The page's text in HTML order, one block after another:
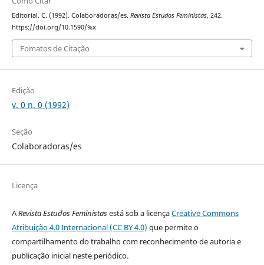
Editorial, C. (1992). Colaboradoras/es. Revista Estudos Feministas, 242.
https://doi.org/10.1590/%x
Fomatos de Citação
Edição
v. 0 n. 0 (1992)
Seção
Colaboradoras/es
Licença
ARevista Estudos Feministasestá sob a licençaCreative Commons
Atribuição 4.0 Internacional (CC BY 4.0) que permite o
compartilhamento do trabalho com reconhecimento de autoria e
publicação inicial neste periódico.